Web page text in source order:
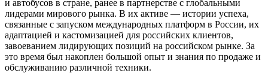
и автобусов в стране, ранее в партнерстве с глобальными
лидерами мирового рынка. В их активе — истории успеха,
связанные с запуском международных платформ в России, их
адаптацией и кастомизацией для российских клиентов,
завоеванием лидирующих позиций на российском рынке. За
это время был накоплен большой опыт и знания по продаже и
обслуживанию различной техники.